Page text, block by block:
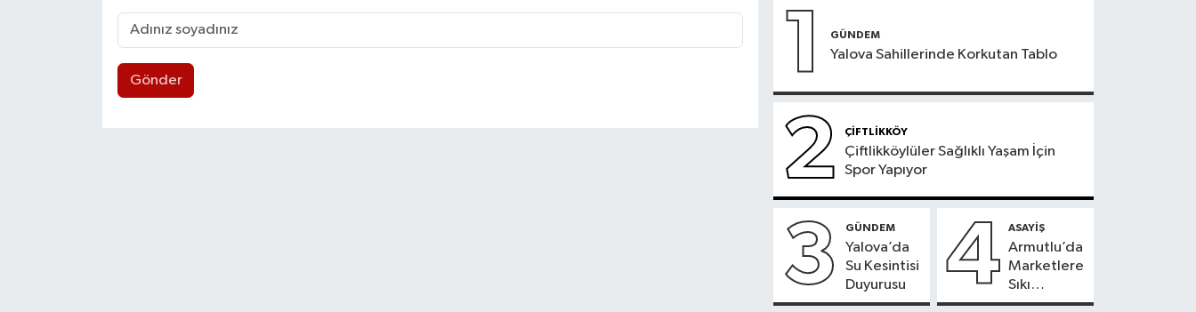
Gönder 1 GÜNDEM
Yalova Sahillerinde Korkutan Tablo
2 ÇİFTLİKKÖY
Çiftlikköylüler Sağlıklı Yaşam İçin
Spor Yapıyor
3 GÜNDEM
Yalova’da
Su Kesintisi
Duyurusu
4 ASAYİŞ
Armutlu’da
Marketlere
Sıkı
Denetim